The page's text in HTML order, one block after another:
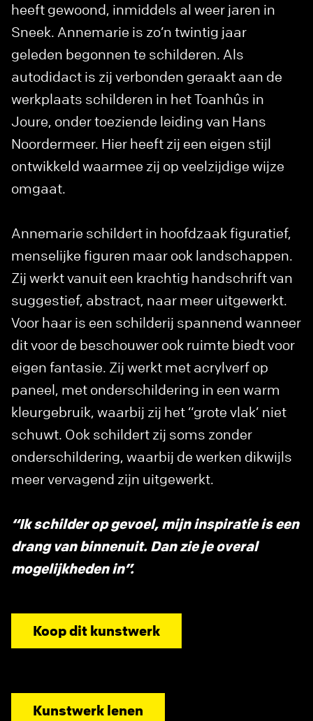
heeft gewoond, inmiddels al weer jaren in
Sneek. Annemarie is zo’n twintig jaar
geleden begonnen te schilderen. Als
autodidact is zij verbonden geraakt aan de
werkplaats schilderen in het Toanhûs in
Joure, onder toeziende leiding van Hans
Noordermeer. Hier heeft zij een eigen stijl
ontwikkeld waarmee zij op veelzijdige wijze
omgaat.
Annemarie schildert in hoofdzaak figuratief,
menselijke figuren maar ook landschappen.
Zij werkt vanuit een krachtig handschrift van
suggestief, abstract, naar meer uitgewerkt.
Voor haar is een schilderij spannend wanneer
dit voor de beschouwer ook ruimte biedt voor
eigen fantasie. Zij werkt met acrylverf op
paneel, met onderschildering in een warm
kleurgebruik, waarbij zij het “grote vlak’ niet
schuwt. Ook schildert zij soms zonder
onderschildering, waarbij de werken dikwijls
meer vervagend zijn uitgewerkt.
“Ik schilder op gevoel, mijn inspiratie is een
drang van binnenuit. Dan zie je overal
mogelijkheden in”.
Koop dit kunstwerk
Kunstwerk lenen